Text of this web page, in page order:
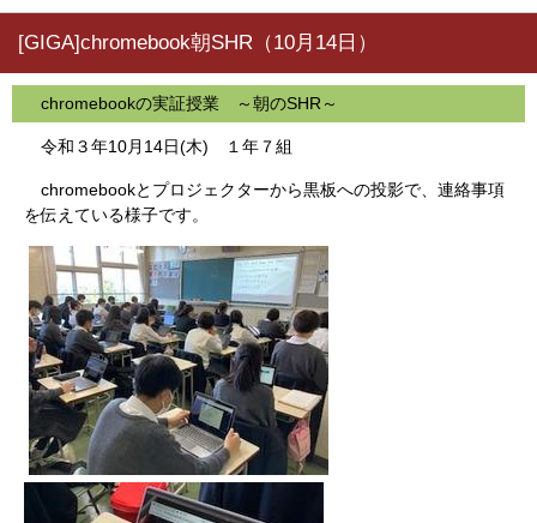
[GIGA]chromebook朝SHR（10月14日）
chromebookの実証授業 ～朝のSHR～
令和３年10月14日(木) １年７組
chromebookとプロジェクターから黒板への投影で、連絡事項
を伝えている様子です。